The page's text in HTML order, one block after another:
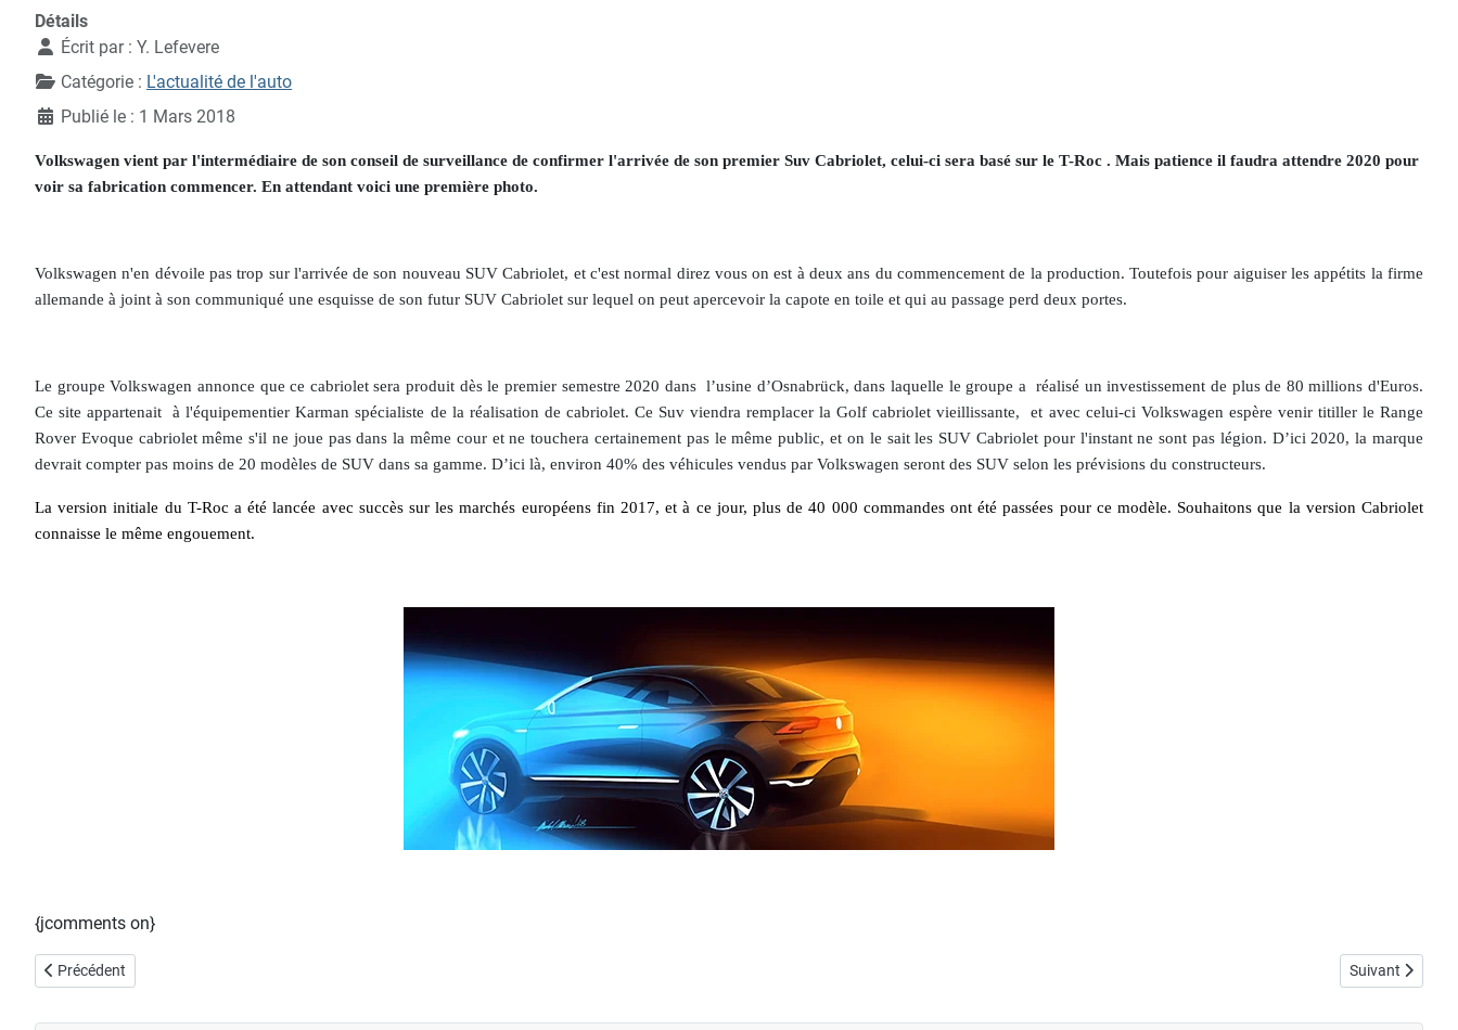
Détails
Écrit par : Y. Lefevere
Catégorie : L'actualité de l'auto
Publié le : 1 Mars 2018
Volkswagen vient par l'intermédiaire de son conseil de surveillance de confirmer l'arrivée de son premier Suv Cabriolet, celui-ci sera basé sur le T-Roc . Mais patience il faudra attendre 2020 pour
voir sa fabrication commencer. En attendant voici une première photo.
Volkswagen n'en dévoile pas trop sur l'arrivée de son nouveau SUV Cabriolet, et c'est normal direz vous on est à deux ans du commencement de la production. Toutefois pour aiguiser les appétits la firme
allemande à joint à son communiqué une esquisse de son futur SUV Cabriolet sur lequel on peut apercevoir la capote en toile et qui au passage perd deux portes.
Le groupe Volkswagen annonce que ce cabriolet sera produit dès le premier semestre 2020 dans l’usine d’Osnabrück, dans laquelle le groupe a réalisé un investissement de plus de 80 millions d'Euros.
Ce site appartenait à l'équipementier Karman spécialiste de la réalisation de cabriolet. Ce Suv viendra remplacer la Golf cabriolet vieillissante, et avec celui-ci Volkswagen espère venir titiller le Range
Rover Evoque cabriolet même s'il ne joue pas dans la même cour et ne touchera certainement pas le même public, et on le sait les SUV Cabriolet pour l'instant ne sont pas légion. D’ici 2020, la marque
devrait compter pas moins de 20 modèles de SUV dans sa gamme. D’ici là, environ 40% des véhicules vendus par Volkswagen seront des SUV selon les prévisions du constructeurs.
La version initiale du T-Roc a été lancée avec succès sur les marchés européens fin 2017, et à ce jour, plus de 40 000 commandes ont été passées pour ce modèle. Souhaitons que la version Cabriolet
connaisse le même engouement.
{jcomments on}
Article précédent : Seat lance son offensive produit
Précédent Article suivant :
Suivant